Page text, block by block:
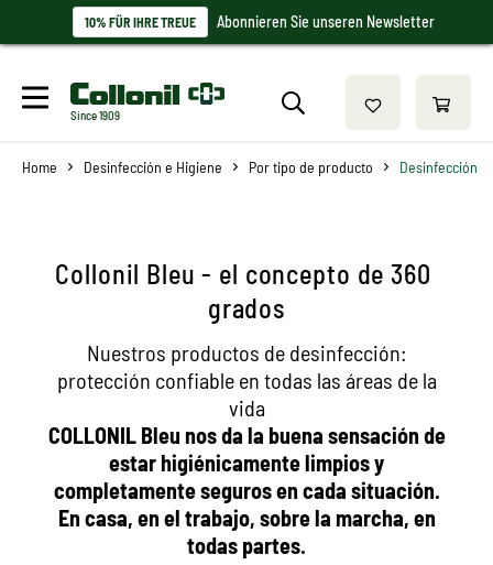
10% FÜR IHRE TREUE Abonnieren Sie unseren Newsletter
Since 1909
Home Desinfección e Higiene Por tipo de producto Desinfección
Collonil Bleu - el concepto de 360 ​​
grados
Nuestros productos de desinfección:
protección confiable en todas las áreas de la
vida
COLLONIL Bleu nos da la buena sensación de
estar higiénicamente limpios y
completamente seguros en cada situación.
En casa, en el trabajo, sobre la marcha, en
todas partes.